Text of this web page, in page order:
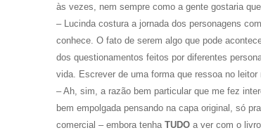
às vezes, nem sempre como a gente gostaria
– Lucinda costura a jornada dos personagens
conhece. O fato de serem algo que pode
dos questionamentos feitos por diferentes
vida. Escrever de uma forma que ressoa no
– Ah, sim, a razão bem particular que me fez
bem empolgada pensando na capa original, só
comercial – embora tenha TUDO a ver com o